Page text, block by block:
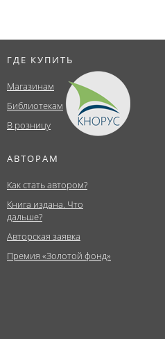
ГДЕ КУПИТЬ
Магазинам
Библиотекам
В розницу
АВТОРАМ
Как стать автором?
Книга издана. Что
дальше?
Авторская заявка
Премия «Золотой фонд»